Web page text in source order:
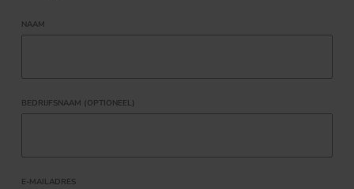
NAAM
BEDRIJFSNAAM (OPTIONEEL)
E-MAILADRES